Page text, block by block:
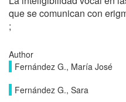
que se comunican con
;
Author
Fernández G., María José
Fernández G., Sara